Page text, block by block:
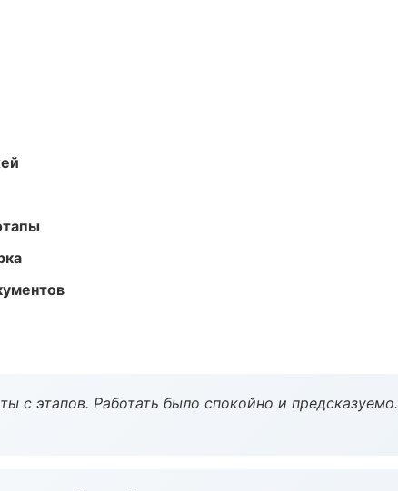
с этапов. Работать было спокойно и предсказуемо.